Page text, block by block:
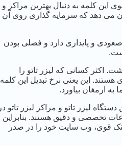
این کلمه به دنبال بهترین مراکز و
می دهد که سرمایه گذاری روی آن
و پایداری دارد و فصلی بودن
اکثر کسانی که لیزر تاتو را
این یعنی نرخ تبدیل این کلمه
ارمغان بیاورد.
لیزر تاتو و مراکز لیزر تاتو در
تخصصی و دقیق هستند. بنابراین
قوی، وب سایت خود را در صدر